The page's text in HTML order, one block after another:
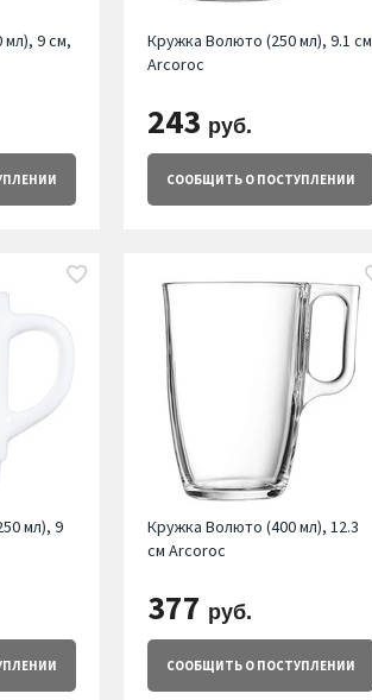
мл), 9 см,
Кружка Волюто (250 мл), 9.1 см
Arcoroc
243 руб.
СООБЩИТЬО ПОСТУПЛЕНИИ
мл), 9
Кружка Волюто (400 мл), 12.3
см Arcoroc
377 руб.
СООБЩИТЬО ПОСТУПЛЕНИИ